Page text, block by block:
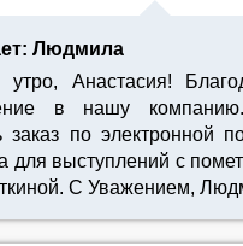
Людмила
утро, Анастасия!
в нашу
заказ по электронной
для выступлений с
С Уважением,